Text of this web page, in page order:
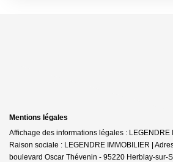
Mentions légales
Affichage des informations légales : LEGENDRE
Raison sociale : LEGENDRE IMMOBILIER |
boulevard Oscar Thévenin - 95220 Herblay-sur-